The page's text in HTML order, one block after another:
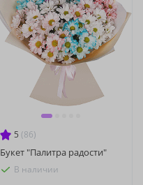
5 (86)
Букет "Палитра радости"
В наличии